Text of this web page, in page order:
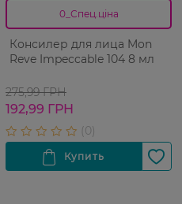
0_Спец.ціна
Консилер для лица Mon
Reve Impeccable 104 8 мл
275,99 ГРН
192,99 ГРН